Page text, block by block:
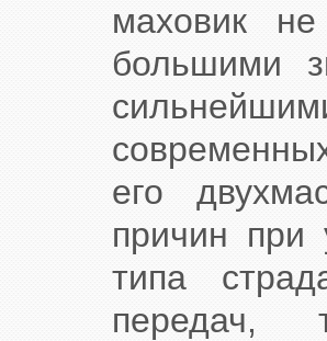
маховик
большими
его
причин при
типа
передач,